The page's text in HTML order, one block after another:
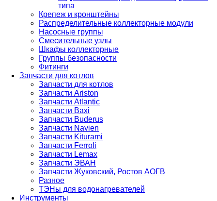
типа
Крепеж и кронштейны
Распределительные коллекторные модули
Насосные группы
Смесительные узлы
Шкафы коллекторные
Группы безопасности
Фитинги
Запчасти для котлов
Запчасти для котлов
Запчасти Ariston
Запчасти Atlantic
Запчасти Baxi
Запчасти Buderus
Запчасти Navien
Запчасти Kiturami
Запчасти Ferroli
Запчасти Lemax
Запчасти ЭВАН
Запчасти Жуковский, Ростов АОГВ
Разное
ТЭНы для водонагревателей
Инструменты